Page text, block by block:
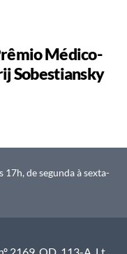
Médico-
Sobestiansky
de segunda à sexta-